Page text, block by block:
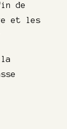
de
et les
la